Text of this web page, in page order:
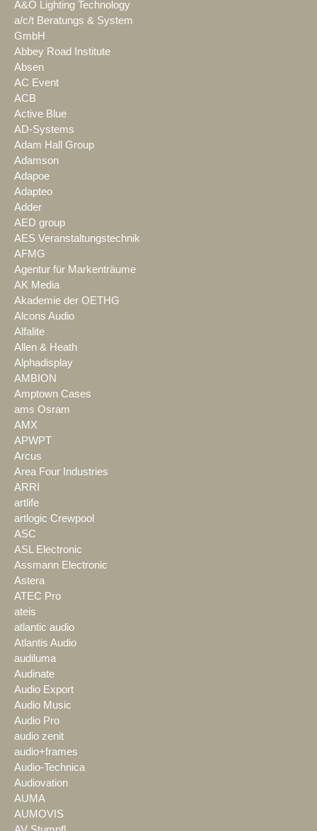
A&O Lighting Technology
a/c/t Beratungs & System
GmbH
Abbey Road Institute
Absen
AC Event
ACB
Active Blue
AD-Systems
Adam Hall Group
Adamson
Adapoe
Adapteo
Adder
AED group
AES Veranstaltungstechnik
AFMG
Agentur für Markenträume
AK Media
Akademie der OETHG
Alcons Audio
Alfalite
Allen & Heath
Alphadisplay
AMBION
Amptown Cases
ams Osram
AMX
APWPT
Arcus
Area Four Industries
ARRI
artlife
artlogic Crewpool
ASC
ASL Electronic
Assmann Electronic
Astera
ATEC Pro
ateis
atlantic audio
Atlantis Audio
audiluma
Audinate
Audio Export
Audio Music
Audio Pro
audio zenit
audio+frames
Audio-Technica
Audiovation
AUMA
AUMOVIS